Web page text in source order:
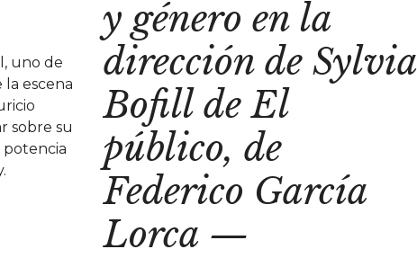
uno de
la escena
sobre su
potencia
y género en la
dirección de Sylvia
Bofill de El
público, de
Federico García
Lorca —